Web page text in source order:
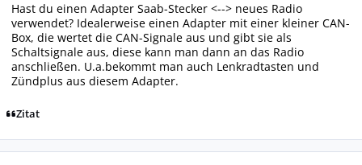
Hast du einen Adapter Saab-Stecker <--> neues Radio
verwendet? Idealerweise einen Adapter mit einer kleiner CAN-
Box, die wertet die CAN-Signale aus und gibt sie als
Schaltsignale aus, diese kann man dann an das Radio
anschließen. U.a.bekommt man auch Lenkradtasten und
Zündplus aus diesem Adapter.
Zitat